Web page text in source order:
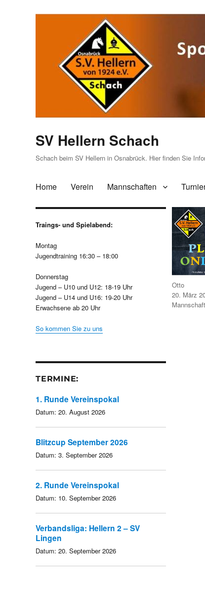
SV Hellern Schach
Schach beim SV Hellern in Osnabrück. Hier finden Sie
Home Verein Mannschaften
Autor
Otto
am
20. März
Kategorien
Traings- und Spielabend:
Montag
Jugendtraining 16:30 – 18:00
Donnerstag
Jugend – U10 und U12: 18-19 Uhr
Jugend – U14 und U16: 19-20 Uhr
Erwachsene ab 20 Uhr
So kommen Sie zu uns
TERMINE:
1. Runde Vereinspokal
Datum: 20. August 2026
Blitzcup September 2026
Datum: 3. September 2026
2. Runde Vereinspokal
Datum: 10. September 2026
Verbandsliga: Hellern 2 – SV
Lingen
Datum: 20. September 2026